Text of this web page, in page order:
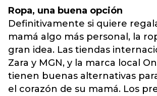
Ropa, una buena opción
Definitivamente si quiere
mamá algo más personal, la
gran idea. Las tiendas
Zara y MGN, y la marca local
tienen buenas alternativas
el corazón de su mamá. Los